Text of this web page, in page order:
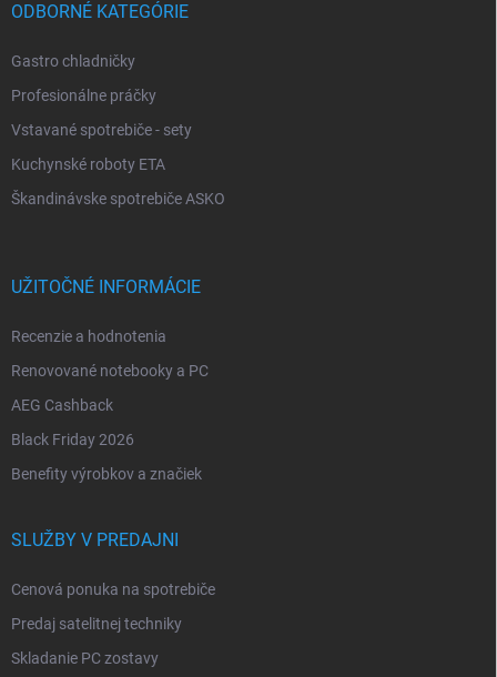
ODBORNÉ KATEGÓRIE
Gastro chladničky
Profesionálne práčky
Vstavané spotrebiče - sety
Kuchynské roboty ETA
Škandinávske spotrebiče ASKO
UŽITOČNÉ INFORMÁCIE
Recenzie a hodnotenia
Renovované notebooky a PC
AEG Cashback
Black Friday 2026
Benefity výrobkov a značiek
SLUŽBY V PREDAJNI
Cenová ponuka na spotrebiče
Predaj satelitnej techniky
Skladanie PC zostavy